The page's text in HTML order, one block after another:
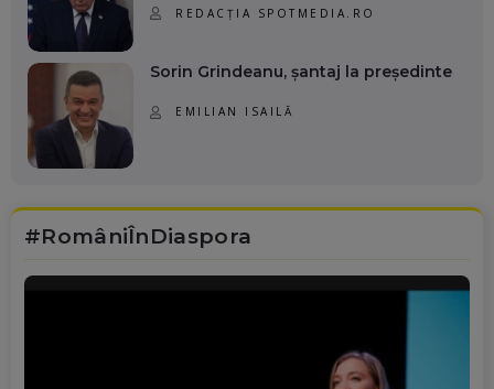
REDACȚIA SPOTMEDIA.RO
Sorin Grindeanu, șantaj la președinte
EMILIAN ISAILĂ
#RomâniÎnDiaspora